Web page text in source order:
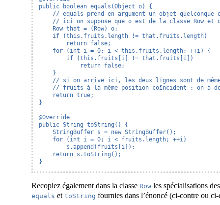
public boolean equals(Object o) {
// equals prend en argument un objet quelconque
// ici on suppose que o est de la classe Row et
    Row that = (Row) o;
    if (this.fruits.length != that.fruits.length)
        return false;
    for (int i = 0; i < this.fruits.length; ++i) {
        if (this.fruits[i] != that.fruits[i])
            return false;
    }
// si on arrive ici, les deux lignes sont de
// fruits à la même position coïncident : on a
    return true;
}
@Override
public String toString() {
    StringBuffer s = new StringBuffer();
    for (int i = 0; i < fruits.length; ++i)
        s.append(fruits[i]);
    return s.toString();
}
Recopiez également dans la classe Row les spécialisations
equals et toString fournies dans l’énoncé (ci-contre ou ci-